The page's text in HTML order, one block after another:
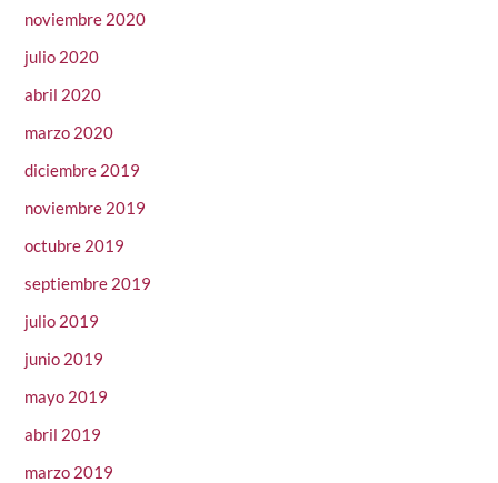
noviembre 2020
julio 2020
abril 2020
marzo 2020
diciembre 2019
noviembre 2019
octubre 2019
septiembre 2019
julio 2019
junio 2019
mayo 2019
abril 2019
marzo 2019